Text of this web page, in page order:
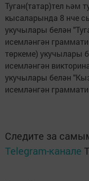
Туган(татар)тел һәм
кысаларында 8 нче
укучылары белән
исемләнгән
төркеме) укучылары
исемләнгән
укучылары белән
исемләнгән
Следите за
Telegram-канале